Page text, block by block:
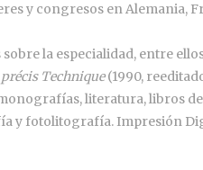
y congresos en Alemania,
la especialidad, entre
Technique(1990,
literatura, libros
y fotolitografía. Impresión